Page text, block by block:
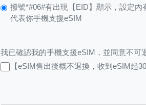
撥號*#06#有出現【EID】顯示，設定
代表你手機支援eSIM
我已確認我的手機支援eSIM，並同意不可
【eSIM售出後概不退換，收到eSIM起